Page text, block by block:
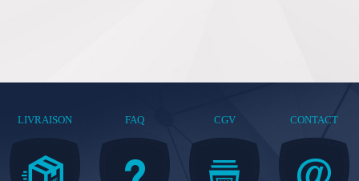
LIVRAISON FAQ CGV CONTACT